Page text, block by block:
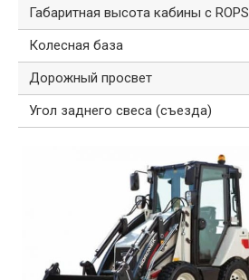
Габаритная высота кабины с ROPS
Колесная база
Дорожный просвет
Угол заднего свеса (съезда)